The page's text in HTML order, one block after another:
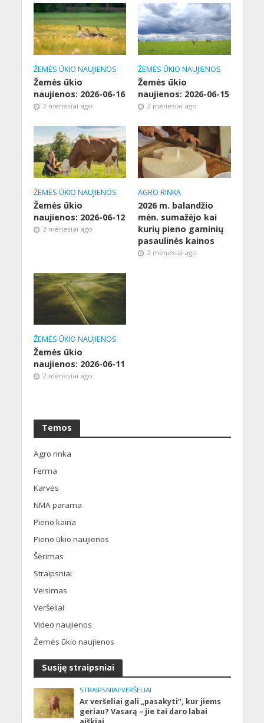
ŽEMĖS ŪKIO NAUJIENOS
Žemės ūkio
naujienos: 2026-06-16
2 mėnesiai ago
ŽEMĖS ŪKIO NAUJIENOS
Žemės ūkio
naujienos: 2026-06-15
2 mėnesiai ago
ŽEMĖS ŪKIO NAUJIENOS
Žemės ūkio
naujienos: 2026-06-12
2 mėnesiai ago
AGRO RINKA
2026 m. balandžio
mėn. sumažėjo kai
kurių pieno gaminių
pasaulinės kainos
2 mėnesiai ago
ŽEMĖS ŪKIO NAUJIENOS
Žemės ūkio
naujienos: 2026-06-11
2 mėnesiai ago
Temos
Agro rinka
Ferma
Karvės
NMA parama
Pieno kaina
Pieno ūkio naujienos
Šėrimas
Straipsniai
Veisimas
Veršeliai
Video naujienos
Žemės ūkio naujienos
Susiję straipsniai
STRAIPSNIAI•VERŠELIAI
Ar veršeliai gali „pasakyti“, kur jiems
geriau? Vasarą – jie tai daro labai